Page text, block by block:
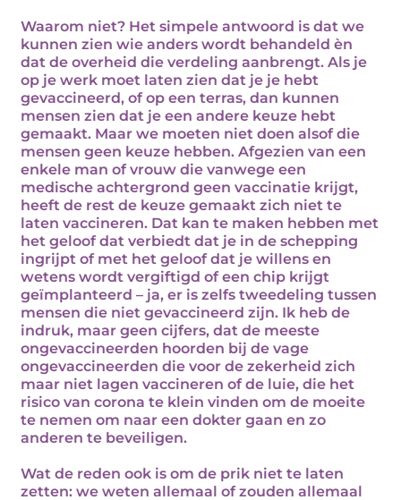
Waarom niet? Het simpele antwoord is dat we
kunnen zien wie anders wordt behandeld èn
dat de overheid die verdeling aanbrengt. Als je
op je werk moet laten zien dat je je hebt
gevaccineerd, of op een terras, dan kunnen
mensen zien dat je een andere keuze hebt
gemaakt. Maar we moeten niet doen alsof die
mensen geen keuze hebben. Afgezien van een
enkele man of vrouw die vanwege een
medische achtergrond geen vaccinatie krijgt,
heeft de rest de keuze gemaakt zich niet te
laten vaccineren. Dat kan te maken hebben met
het geloof dat verbiedt dat je in de schepping
ingrijpt of met het geloof dat je willens en
wetens wordt vergiftigd of een chip krijgt
geïmplanteerd – ja, er is zelfs tweedeling tussen
mensen die niet gevaccineerd zijn. Ik heb de
indruk, maar geen cijfers, dat de meeste
ongevaccineerden hoorden bij de vage
ongevaccineerden die voor de zekerheid zich
maar niet lagen vaccineren of de luie, die het
risico van corona te klein vinden om de moeite
te nemen om naar een dokter gaan en zo
anderen te beveiligen.
Wat de reden ook is om de prik niet te laten
zetten: we weten allemaal of zouden allemaal